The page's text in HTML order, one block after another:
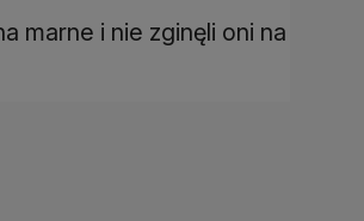
marne i nie zginęli oni na